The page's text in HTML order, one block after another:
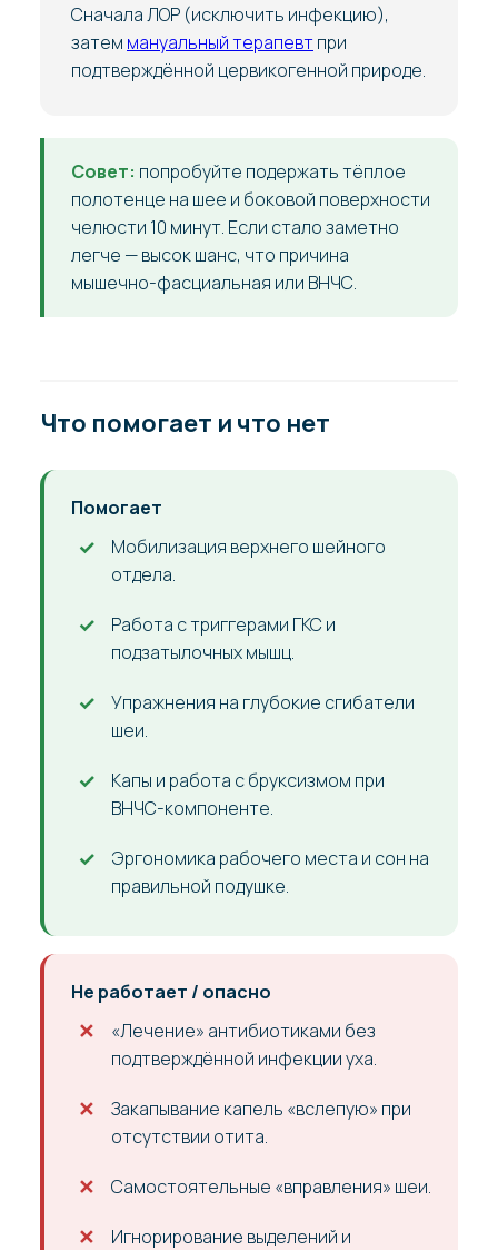
Сначала ЛОР (исключить инфекцию),
затем мануальный терапевтпри
подтверждённой цервикогенной природе.
Совет: попробуйте подержать тёплое
полотенце на шее и боковой поверхности
челюсти 10 минут. Если стало заметно
легче — высок шанс, что причина
мышечно-фасциальная или ВНЧС.
Что помогает и что нет
Помогает
Мобилизация верхнего шейного
отдела.
Работа с триггерами ГКС и
подзатылочных мышц.
Упражнения на глубокие сгибатели
шеи.
Капы и работа с бруксизмом при
ВНЧС-компоненте.
Эргономика рабочего места и сон на
правильной подушке.
Не работает / опасно
«Лечение» антибиотиками без
подтверждённой инфекции уха.
Закапывание капель «вслепую» при
отсутствии отита.
Самостоятельные «вправления» шеи.
Игнорирование выделений и